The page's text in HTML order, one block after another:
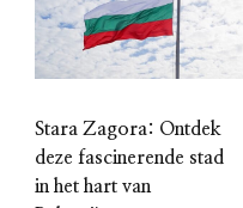
Stara Zagora: Ontdek
deze fascinerende stad
in het hart van